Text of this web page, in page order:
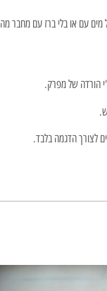
מים עם או בלי ברז עם מחבר
הורדה של מפרק.
לצורך הדגמה בלבד.